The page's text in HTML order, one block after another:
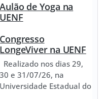
Aulão de Yoga na
UENF
Congresso
LongeViver na UENF
Realizado nos dias 29,
30 e 31/07/26, na
Universidade Estadual do